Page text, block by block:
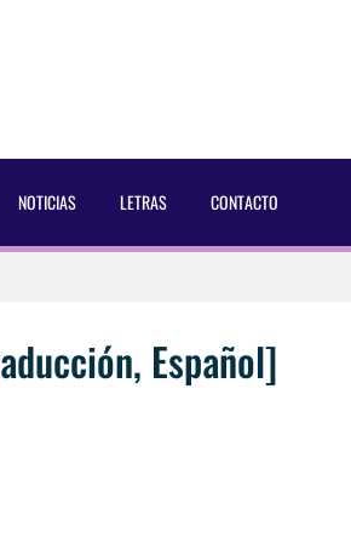
NOTICIAS LETRAS CONTACTO
Español]